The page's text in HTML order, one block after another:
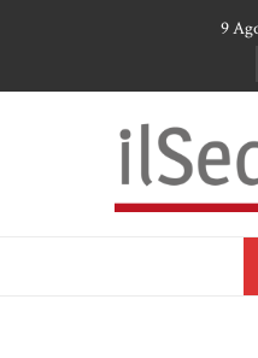
9
il Sedente